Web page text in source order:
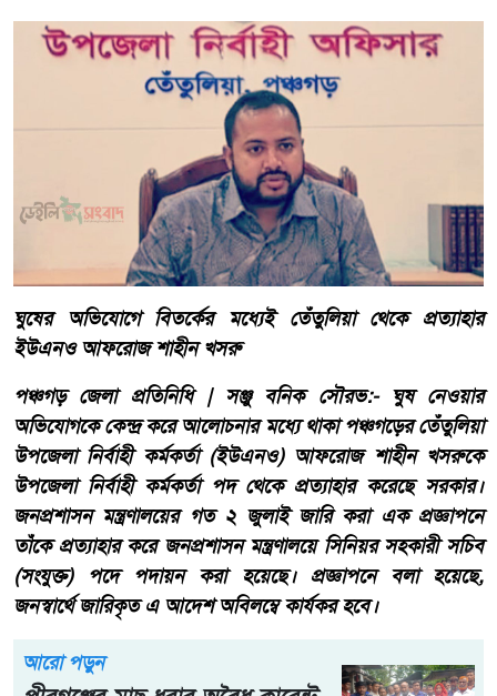
ঘুষের অভিযোগে বিতর্কের মধ্যেই তেঁতুলিয়া থেকে প্রত্যাহার
ইউএনও আফরোজ শাহীন খসরু
পঞ্চগড় জেলা প্রতিনিধি | সঞ্জু বনিক সৌরভ:- ঘুষ নেওয়ার
অভিযোগকে কেন্দ্র করে আলোচনার মধ্যে থাকা পঞ্চগড়ের তেঁতুলিয়া
উপজেলা নির্বাহী কর্মকর্তা (ইউএনও) আফরোজ শাহীন খসরুকে
উপজেলা নির্বাহী কর্মকর্তা পদ থেকে প্রত্যাহার করেছে সরকার।
জনপ্রশাসন মন্ত্রণালয়ের গত ২ জুলাই জারি করা এক প্রজ্ঞাপনে
তাঁকে প্রত্যাহার করে জনপ্রশাসন মন্ত্রণালয়ে সিনিয়র সহকারী সচিব
(সংযুক্ত) পদে পদায়ন করা হয়েছে। প্রজ্ঞাপনে বলা হয়েছে,
জনস্বার্থে জারিকৃত এ আদেশ অবিলম্বে কার্যকর হবে।
আরো পড়ুন